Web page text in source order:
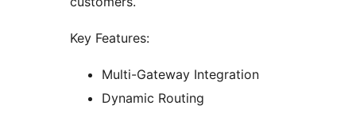
Key Features:
Multi-Gateway Integration
Dynamic Routing